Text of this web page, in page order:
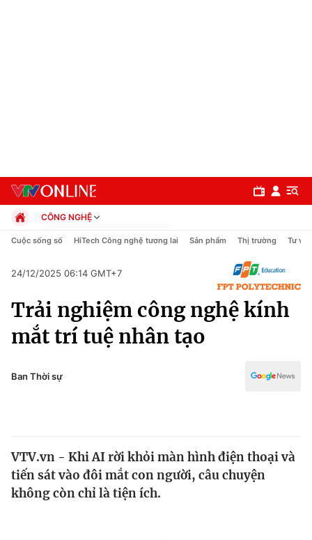
Chính trị
Thế giới
CÔNG NGHỆ
Chính trị
Pháp luật
Thể thao
Truyền hình
Văn hóa - Giải trí
Đời sống
Cuộc sống số HiTech Công nghệ tương lai Sản phẩm Thị trường Tư vấn
24/12/2025 06:14 GMT+7
Trải nghiệm công nghệ kính
mắt trí tuệ nhân tạo
Ban Thời sự
VTV.vn - Khi AI rời khỏi màn hình điện thoại và
tiến sát vào đôi mắt con người, câu chuyện
không còn chỉ là tiện ích.